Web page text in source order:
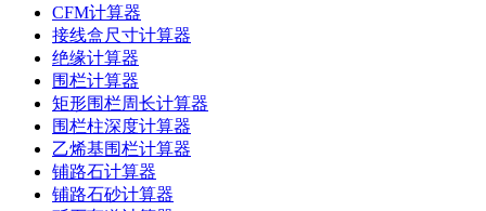
CFM计算器
接线盒尺寸计算器
绝缘计算器
围栏计算器
矩形围栏周长计算器
围栏柱深度计算器
乙烯基围栏计算器
铺路石计算器
铺路石砂计算器